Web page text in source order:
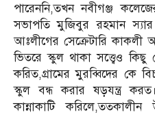
পারেননি,তখন নবীগঞ্জ
সভাপতি মুজিবুর রহমান
আঃলীগের সেক্রেটারি কাকলী
ভিতরে স্কুল থাকা সত্ত্বেও কিছু
করিত,গ্রামের মুরব্বিদের কে
স্কুল বন্ধ করার ষড়যন্ত্র
কান্নাকাটি